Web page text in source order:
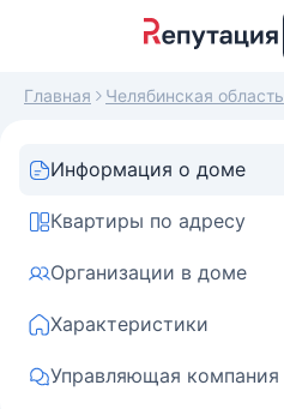
Главная Челябинская область
Информация о доме
Квартиры по адресу
Организации в доме
Характеристики
Управляющая компания